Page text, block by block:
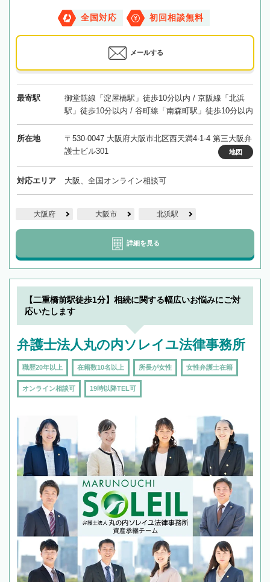
全国対応 初回相談無料
メールする
最寄駅
御堂筋線「淀屋橋駅」徒歩10分以内 / 京阪線「北浜
駅」徒歩10分以内 / 谷町線「南森町駅」徒歩10分以内
所在地
〒530-0047 大阪府大阪市北区西天満4-1-4 第三大阪弁
護士ビル301
地図
対応エリア 大阪、全国オンライン相談可
大阪府 大阪市 北浜駅
詳細を見る
【二重橋前駅徒歩1分】相続に関する幅広いお悩みにご対
応いたします
弁護士法人丸の内ソレイユ法律事務所
職歴20年以上 在籍数10名以上 所長が女性 女性弁護士在籍
オンライン相談可 19時以降TEL可